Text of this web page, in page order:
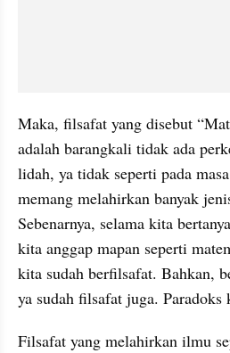
Maka, filsafat yang disebut
adalah barangkali tidak ada
lidah, ya tidak seperti pada
memang melahirkan banyak
Sebenarnya, selama kita
kita anggap mapan seperti
kita sudah berfilsafat. Bahkan,
ya sudah filsafat juga. Paradoks
Filsafat yang melahirkan ilmu